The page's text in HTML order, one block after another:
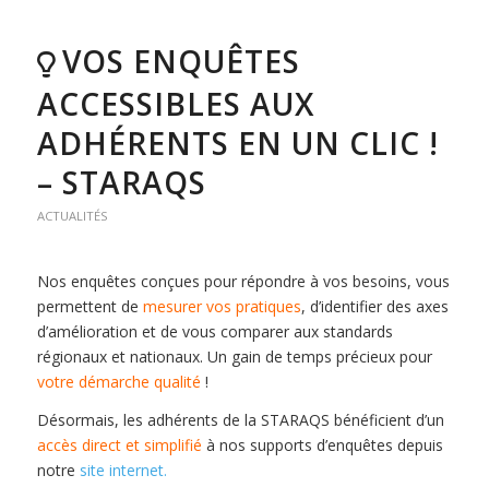
VOS ENQUÊTES
ACCESSIBLES AUX
ADHÉRENTS EN UN CLIC !
– STARAQS
ACTUALITÉS
Nos enquêtes conçues pour répondre à vos besoins, vous
permettent de mesurer vos pratiques, d’identifier des axes
d’amélioration et de vous comparer aux standards
régionaux et nationaux. Un gain de temps précieux pour
votre démarche qualité !
Désormais, les adhérents de la STARAQS bénéficient d’un
accès direct et simplifié à nos supports d’enquêtes depuis
notre site internet.